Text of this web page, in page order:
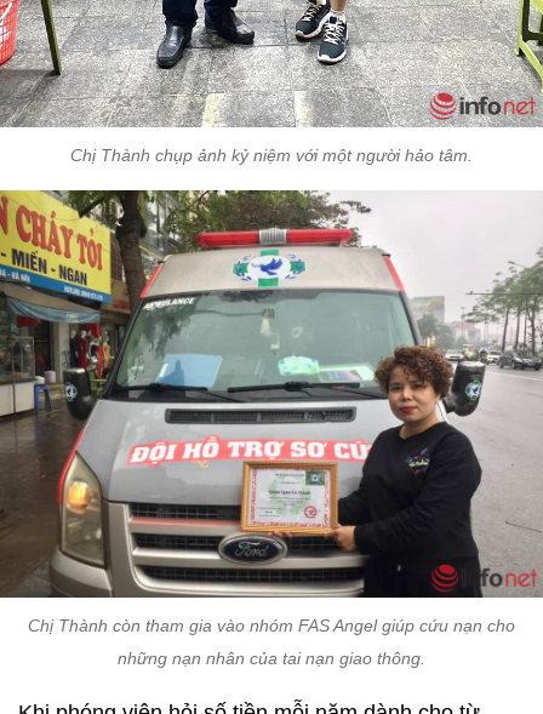
Chị Thành chụp ảnh kỷ niệm với một người hảo tâm.
Chị Thành còn tham gia vào nhóm FAS Angel giúp cứu nạn cho
những nạn nhân của tai nạn giao thông.